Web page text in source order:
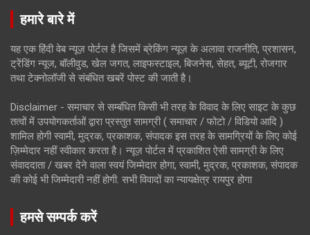
हमारे बारे में
यह एक हिंदी वेब न्यूज़ पोर्टल है जिसमें ब्रेकिंग न्यूज़ के अलावा राजनीति, प्रशासन,
ट्रेंडिंग न्यूज, बॉलीवुड, खेल जगत, लाइफस्टाइल, बिजनेस, सेहत, ब्यूटी, रोजगार
तथा टेक्नोलॉजी से संबंधित खबरें पोस्ट की जाती है।
Disclaimer - समाचार से सम्बंधित किसी भी तरह के विवाद के लिए साइट के कुछ
तत्वों में उपयोगकर्ताओं द्वारा प्रस्तुत सामग्री ( समाचार / फोटो / विडियो आदि )
शामिल होगी स्वामी, मुद्रक, प्रकाशक, संपादक इस तरह के सामग्रियों के लिए कोई
ज़िम्मेदार नहीं स्वीकार करता है। न्यूज़ पोर्टल में प्रकाशित ऐसी सामग्री के लिए
संवाददाता / खबर देने वाला स्वयं जिम्मेदार होगा, स्वामी, मुद्रक, प्रकाशक, संपादक
की कोई भी जिम्मेदारी नहीं होगी. सभी विवादों का न्यायक्षेत्र रायपुर होगा
हमसे सम्पर्क करें